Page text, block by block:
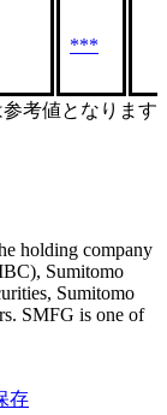
***
考値となります
holding company
Sumitomo
Sumitomo
SMFG is one of
存